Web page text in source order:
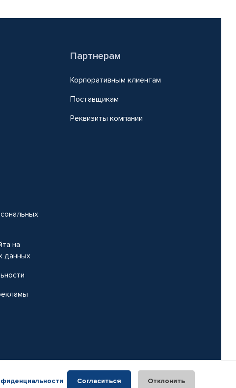
на
данных
Партнерам
Корпоративным клиентам
Поставщикам
Реквизиты компании
. Согласиться Отклонить